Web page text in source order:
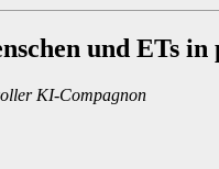
und ETs
KI-Compagnon